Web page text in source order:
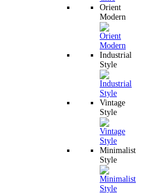
Orient
Modern
Industrial
Style
Vintage
Style
Minimalist
Style